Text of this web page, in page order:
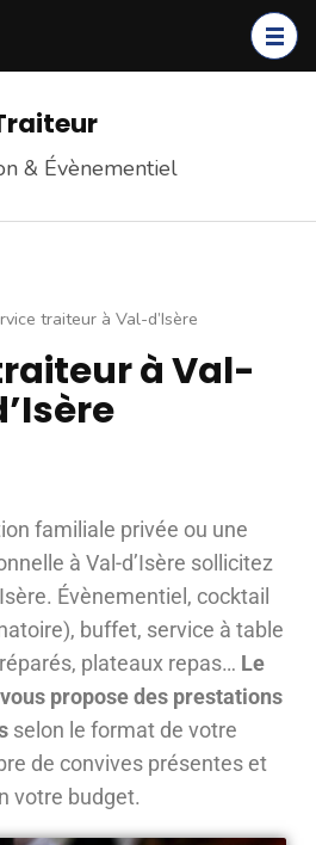
& Évènementiel
traiteur à Val-d’Isère
à Val-
familiale privée ou une
à Val-d’Isère sollicitez
Évènementiel, cocktail
buffet, service à table
plateaux repas… Le
propose des prestations
selon le format de votre
de convives présentes et
votre budget.